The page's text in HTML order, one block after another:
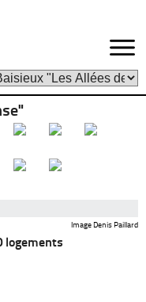
Image Denis Paillard
logements